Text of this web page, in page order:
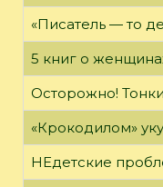
«Писатель — то
5 книг о
Осторожно!
«Крокодилом»
НЕдетские